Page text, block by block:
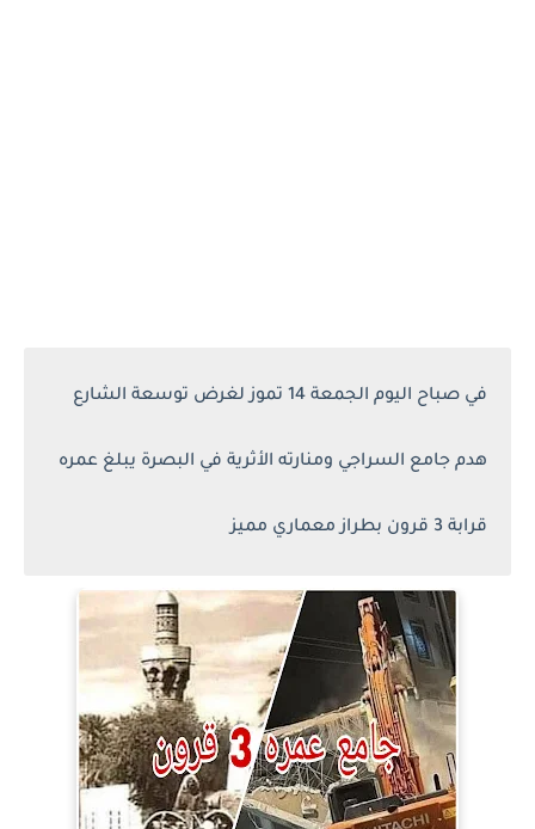
في صباح اليوم الجمعة 14 تموز لغرض توسعة الشارع
هدم جامع السراجي ومنارته الأثرية في البصرة يبلغ عمره
قرابة 3 قرون بطراز معماري مميز